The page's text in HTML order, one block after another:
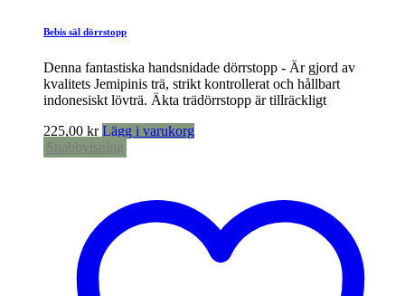
Bebis säl dörrstopp
Denna fantastiska handsnidade dörrstopp - Är gjord av
kvalitets Jemipinis trä, strikt kontrollerat och hållbart
indonesiskt lövträ. Äkta trädörrstopp är tillräckligt
225,00 kr Lägg i varukorg
Snabbvisning